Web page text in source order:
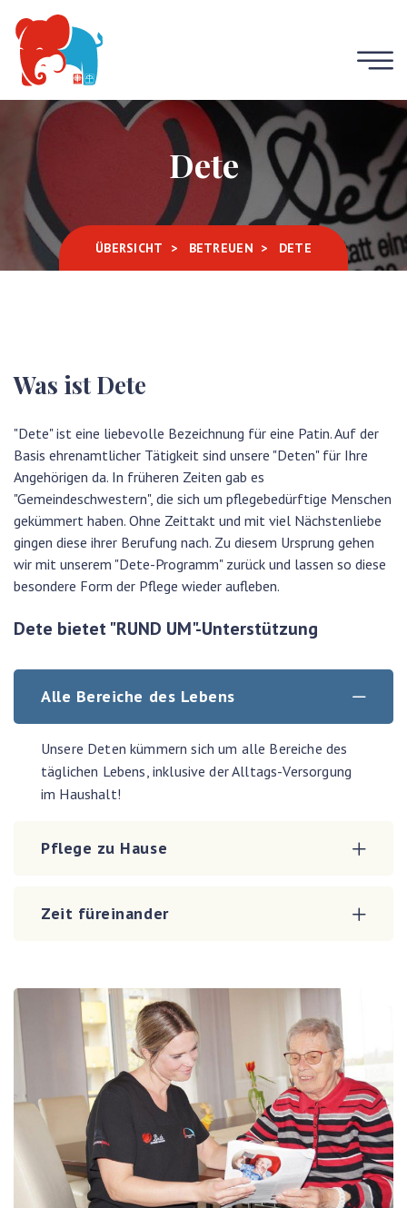
Dete
ÜBERSICHT BETREUEN DETE
Was ist Dete
"Dete" ist eine liebevolle Bezeichnung für eine Patin. Auf der
Basis ehrenamtlicher Tätigkeit sind unsere "Deten" für Ihre
Angehörigen da. In früheren Zeiten gab es
"Gemeindeschwestern", die sich um pflegebedürftige Menschen
gekümmert haben. Ohne Zeittakt und mit viel Nächstenliebe
gingen diese ihrer Berufung nach. Zu diesem Ursprung gehen
wir mit unserem "Dete-Programm" zurück und lassen so diese
besondere Form der Pflege wieder aufleben.
Dete bietet "RUND UM"-Unterstützung
Alle Bereiche des Lebens
Unsere Deten kümmern sich um alle Bereiche des
täglichen Lebens, inklusive der Alltags-Versorgung
im Haushalt!
Pflege zu Hause
Zeit füreinander